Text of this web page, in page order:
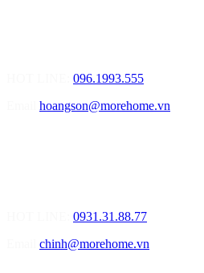
096.1993.555
hoangson@morehome.vn
0931.31.88.77
chinh@morehome.vn